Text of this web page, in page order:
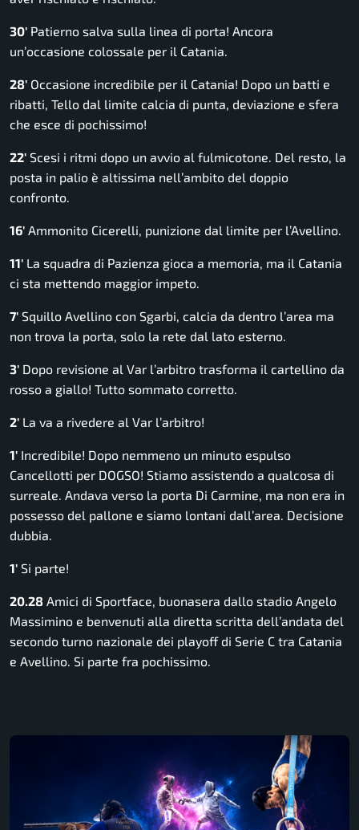
30′ Patierno salva sulla linea di porta! Ancora
un’occasione colossale per il Catania.
28′ Occasione incredibile per il Catania! Dopo un batti e
ribatti, Tello dal limite calcia di punta, deviazione e sfera
che esce di pochissimo!
22′ Scesi i ritmi dopo un avvio al fulmicotone. Del resto, la
posta in palio è altissima nell’ambito del doppio
confronto.
16′ Ammonito Cicerelli, punizione dal limite per l’Avellino.
11′ La squadra di Pazienza gioca a memoria, ma il Catania
ci sta mettendo maggior impeto.
7′ Squillo Avellino con Sgarbi, calcia da dentro l’area ma
non trova la porta, solo la rete dal lato esterno.
3′ Dopo revisione al Var l’arbitro trasforma il cartellino da
rosso a giallo! Tutto sommato corretto.
2′ La va a rivedere al Var l’arbitro!
1′ Incredibile! Dopo nemmeno un minuto espulso
Cancellotti per DOGSO! Stiamo assistendo a qualcosa di
surreale. Andava verso la porta Di Carmine, ma non era in
possesso del pallone e siamo lontani dall’area. Decisione
dubbia.
1′ Si parte!
20.28 Amici di Sportface, buonasera dallo stadio Angelo
Massimino e benvenuti alla diretta scritta dell’andata del
secondo turno nazionale dei playoff di Serie C tra Catania
e Avellino. Si parte fra pochissimo.